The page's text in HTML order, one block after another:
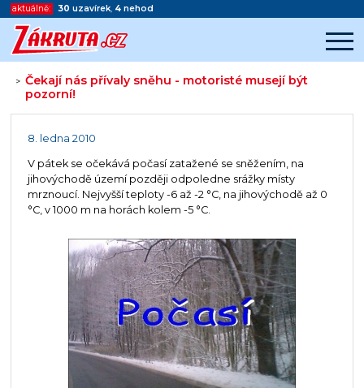
aktuálně: 30 uzavírek, 4 nehod
>Čekají nás přívaly sněhu - motoristé musejí být
pozorní!
Začátek reklamy
8. ledna 2010
V pátek se očekává počasí zatažené se sněžením, na
jihovýchodě území později odpoledne srážky místy
mrznoucí. Nejvyšší teploty -6 až -2 °C, na jihovýchodě až 0
°C, v 1000 m na horách kolem -5 °C.